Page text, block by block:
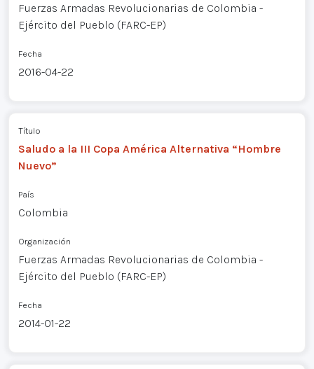
Fuerzas Armadas Revolucionarias de Colombia -
Ejército del Pueblo (FARC-EP)
Fecha
2016-04-22
Título
Saludo a la III Copa América Alternativa “Hombre
Nuevo”
País
Colombia
Organización
Fuerzas Armadas Revolucionarias de Colombia -
Ejército del Pueblo (FARC-EP)
Fecha
2014-01-22